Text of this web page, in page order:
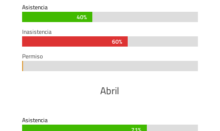
Asistencia
40%
40%
Inasistencia
60%
60%
Permiso
Abril
Asistencia